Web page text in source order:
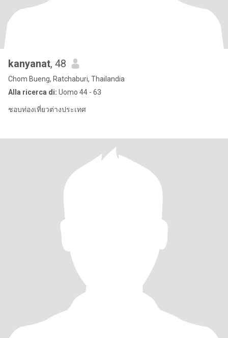
kanyanat, 48
Chom Bueng, Ratchaburi, Thailandia
Alla ricerca di: Uomo 44 - 63
ชอบท่องเที่ยวต่างประเทศ